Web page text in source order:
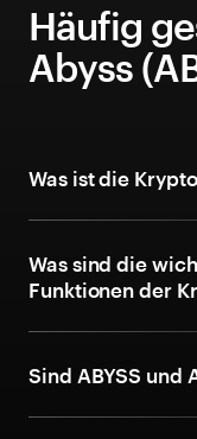
Häufig
Abyss
Was ist die
Was sind die
Funktionen der
Sind ABYSS und